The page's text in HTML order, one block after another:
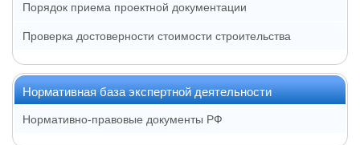
Порядок приема проектной документации
Проверка достоверности стоимости строительства
Нормативная база экспертной деятельности
Нормативно-правовые документы РФ